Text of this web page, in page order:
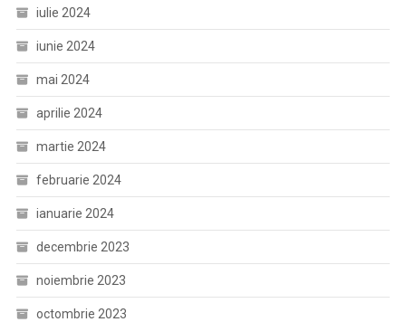
iulie 2024
iunie 2024
mai 2024
aprilie 2024
martie 2024
februarie 2024
ianuarie 2024
decembrie 2023
noiembrie 2023
octombrie 2023